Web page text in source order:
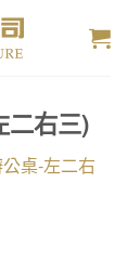
二右三)
桌-左二右